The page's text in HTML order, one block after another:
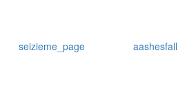
seizieme_page aashesfall